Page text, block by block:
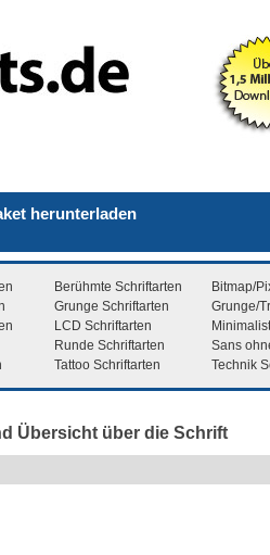
herunterladen
Berühmte Schriftarten Bitmap/
Grunge Schriftarten Grunge/
LCD Schriftarten
Runde Schriftarten Sans
Tattoo Schriftarten Technik
Übersicht über die Schrift